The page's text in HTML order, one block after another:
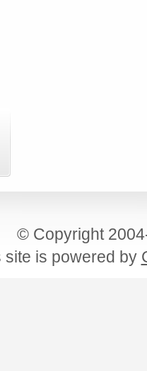
© Copyright
site is powered by